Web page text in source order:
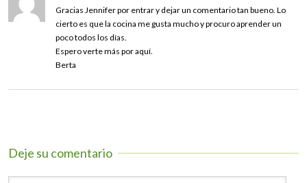
Gracias Jennifer por entrar y dejar un comentario tan bueno. Lo
cierto es que la cocina me gusta mucho y procuro aprender un
poco todos los días.
Espero verte más por aquí.
Berta
Deje su comentario